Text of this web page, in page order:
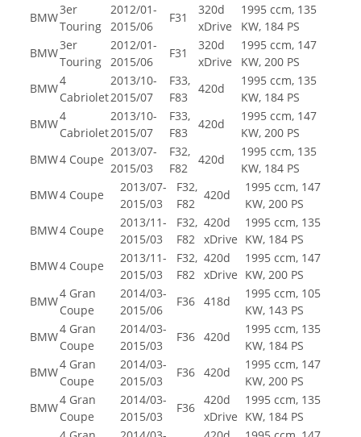
BMW
3er
Touring
2012/01-
2015/06
F31
320d
xDrive
1995 ccm, 135
KW, 184 PS
BMW
3er
Touring
2012/01-
2015/06
F31
320d
xDrive
1995 ccm, 147
KW, 200 PS
BMW
4
Cabriolet
2013/10-
2015/07
F33,
F83
420d
1995 ccm, 135
KW, 184 PS
BMW
4
Cabriolet
2013/10-
2015/07
F33,
F83
420d
1995 ccm, 147
KW, 200 PS
BMW4 Coupe
2013/07-
2015/03
F32,
F82
420d
1995 ccm, 135
KW, 184 PS
BMW4 Coupe
2013/07-
2015/03
F32,
F82
420d
1995 ccm, 147
KW, 200 PS
BMW4 Coupe
2013/11-
2015/03
F32,
F82
420d
xDrive
1995 ccm, 135
KW, 184 PS
BMW4 Coupe
2013/11-
2015/03
F32,
F82
420d
xDrive
1995 ccm, 147
KW, 200 PS
BMW
4 Gran
Coupe
2014/03-
2015/06
F36 418d
1995 ccm, 105
KW, 143 PS
BMW
4 Gran
Coupe
2014/03-
2015/03
F36 420d
1995 ccm, 135
KW, 184 PS
BMW
4 Gran
Coupe
2014/03-
2015/03
F36 420d
1995 ccm, 147
KW, 200 PS
BMW
4 Gran
Coupe
2014/03-
2015/03
F36
420d
xDrive
1995 ccm, 135
KW, 184 PS